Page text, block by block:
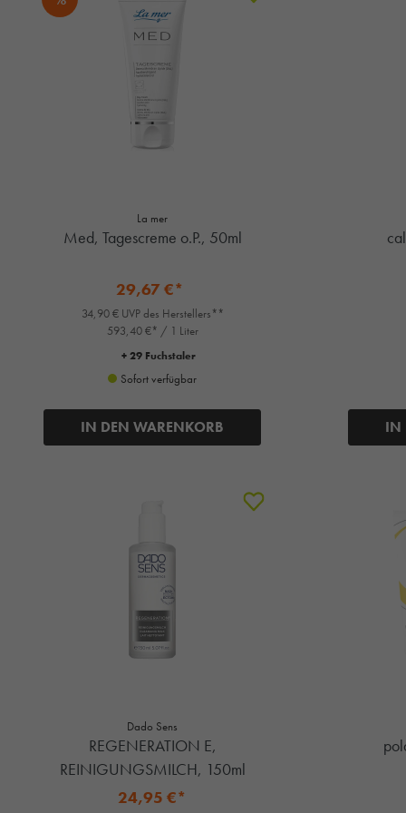
La mer
Med, Tagescreme o.P., 50ml
29,67 €*
34,90 € UVP des Herstellers**
593,40 €* / 1 Liter
+ 29 Fuchstaler
Sofort verfügbar
IN DEN WARENKORB IN
Dado Sens
REGENERATION E,
REINIGUNGSMILCH, 150ml
24,95 €*